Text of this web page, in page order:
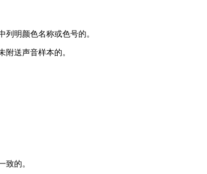
明颜色名称或色号的。
送声音样本的。
致的。